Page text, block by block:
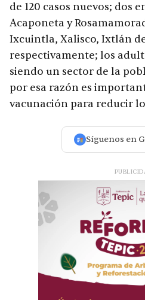
de 120 casos nuevos; dos
Acaponeta y
Ixcuintla, Xalisco, Ixtlán
respectivamente; los
siendo un sector de la
por esa razón es
vacunación para reducir
Síguenos en